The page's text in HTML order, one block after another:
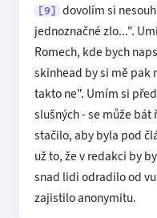
[9]
dovolím si
jednoznačné zlo...".
Romech, kde bych
skinhead by si mě pak
takto ne". Umím si
slušných - se může bát
stačilo, aby byla pod
už to, že v redakci by
snad lidi odradilo od
zajistilo anonymitu.